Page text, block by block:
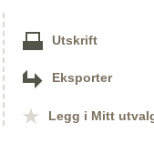
Utskrift
Eksporter
Legg i Mitt